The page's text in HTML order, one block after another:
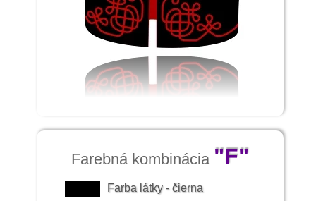
Farebná kombinácia "F"
Farba látky - čierna